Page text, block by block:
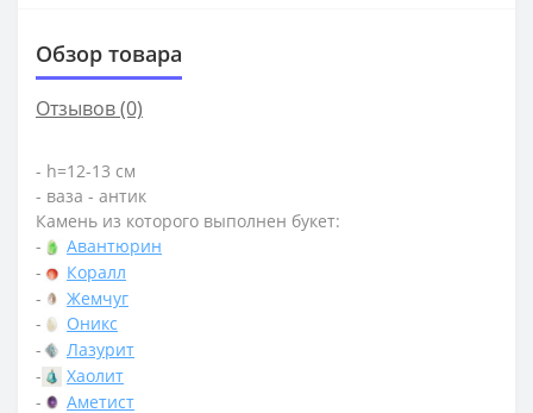
Обзор товара
Отзывов (0)
- h=12-13 см
- ваза - антик
Камень из которого выполнен букет:
-
Авантюрин
-
Коралл
-
Жемчуг
-
Оникс
-
Лазурит
-
Хаолит
-
Аметист